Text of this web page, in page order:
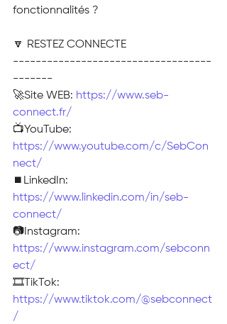
fonctionnalités ?
🔽 RESTEZ CONNECTE
-----------------------------------
-------
🚀Site WEB: https://www.seb-
connect.fr/
📺YouTube:
https://www.youtube.com/c/SebCon
nect/
⏹️LinkedIn:
https://www.linkedin.com/in/seb-
connect/
📷Instagram:
https://www.instagram.com/sebconn
ect/
🎞TikTok:
https://www.tiktok.com/@sebconnect
/